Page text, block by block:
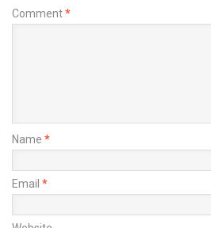
Comment*
Name *
Email *